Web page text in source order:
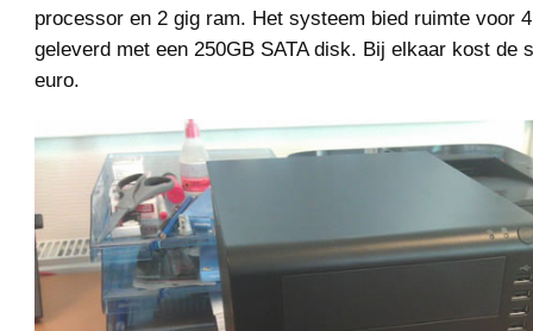
processor en 2 gig ram. Het systeem bied ruimte voor
geleverd met een 250GB SATA disk. Bij elkaar kost de
euro.